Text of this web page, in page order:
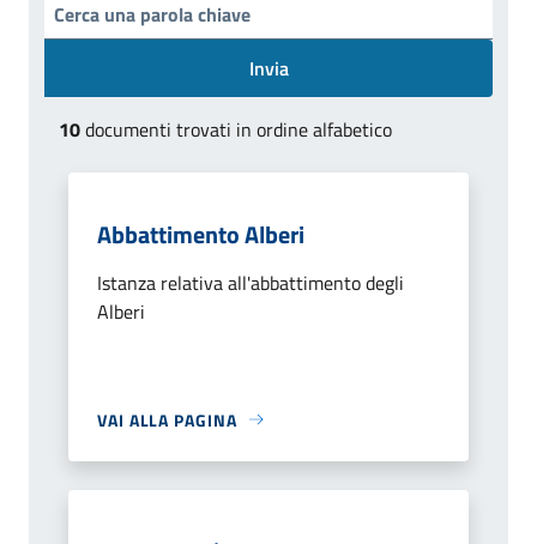
Invia
10documenti trovati in ordine alfabetico
Abbattimento Alberi
Istanza relativa all'abbattimento degli
Alberi
VAI ALLA PAGINA